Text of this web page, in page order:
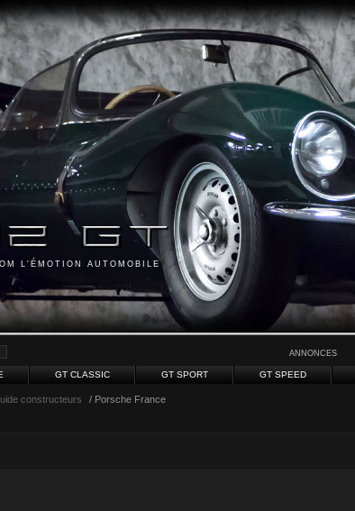
L'ÉMOTION AUTOMOBILE
ANNONCES
GT CLASSIC GT SPORT GT SPEED
constructeurs / Porsche France